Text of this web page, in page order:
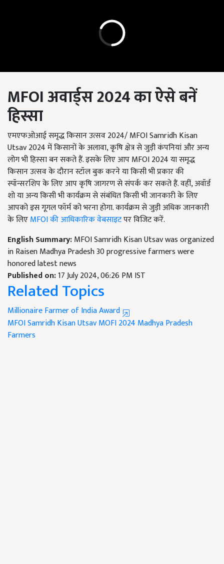
MFOIअवार्ड्स2024का ऐसे बनें
हिस्सा
एमएफओआई समृद्ध किसान उत्सव 2024/ MFOI Samridh Kisan
Utsav 2024 में किसानों के अलावा, कृषि क्षेत्र से जुड़ी कंपनियां और अन्य
लोग भी हिस्सा बन सकते हैं. इसके लिए आप MFOI 2024 या समृद्ध
किसान उत्सव के दौरान स्टॉल बुक करने या किसी भी प्रकार की
स्पॉन्सरशिप के लिए आप कृषि जागरण से संपर्क कर सकते हैं. वहीं, अवॉर्ड
शो या अन्य किसी भी कार्यक्रम से संबंधित किसी भी जानकारी के लिए
आपको इस गूगल फॉर्म को भरना होगा. कार्यक्रम से जुड़ी अधिक जानकारी
के लिएMFOI की आधिकारिक वेबसाइटपर विजिट करें.
English Summary:MFOI Samridh Kisan Utsav was organized
in Raisen Madhya Pradesh 30 progressive farmers were
honored latest news
Published on:17 July 2024, 06:26 PM IST
Related Topics
Millionaire Farmer of India Award
MFOI Samridh Kisan UtsavMOFI 2024 Madhya Pradesh
Farmers